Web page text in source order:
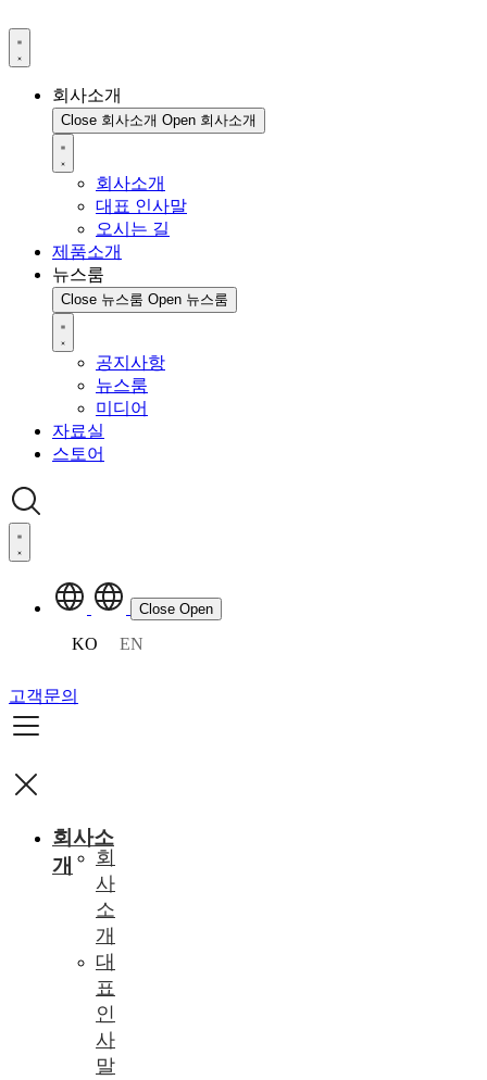
회사소개
Close 회사소개 Open 회사소개
회사소개
대표 인사말
오시는 길
제품소개
뉴스룸
Close 뉴스룸 Open 뉴스룸
공지사항
뉴스룸
미디어
자료실
스토어
Close Open
KO EN
고객문의
회사소
개
회
사
소
개
대
표
인
사
말